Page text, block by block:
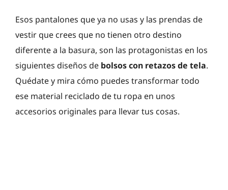
Esos pantalones que ya no usas y las prendas de
vestir que crees que no tienen otro destino
diferente a la basura, son las protagonistas en los
siguientes diseños de bolsos con retazos de tela.
Quédate y mira cómo puedes transformar todo
ese material reciclado de tu ropa en unos
accesorios originales para llevar tus cosas.